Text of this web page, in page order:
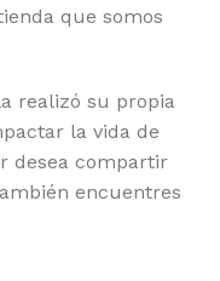
que somos
realizó su propia
la vida de
desea compartir
encuentres